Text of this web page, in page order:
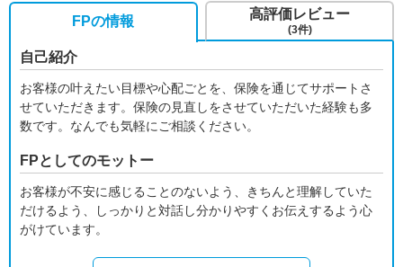
FPの情報
自己紹介
お客様の叶えたい目標や心配ごとを、保険を通じてサポートさ
せていただきます。保険の見直しをさせていただいた経験も多
数です。なんでも気軽にご相談ください。
FPとしてのモットー
お客様が不安に感じることのないよう、きちんと理解していた
だけるよう、しっかりと対話し分かりやすくお伝えするよう心
がけています。
高評価レビュー
(3件)